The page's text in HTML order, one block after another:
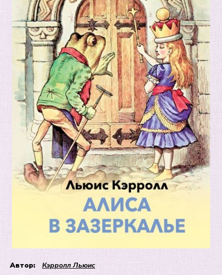
Автор:
Кэрролл Льюис